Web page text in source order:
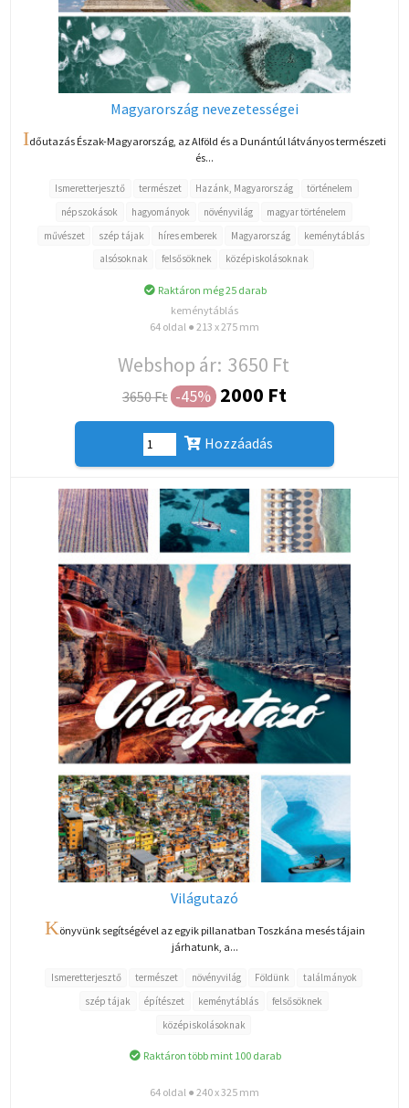
Magyarország nevezetességei
Időutazás Észak-Magyarország, az Alföld és a Dunántúl látványos természeti
és...
Ismeretterjesztő természet Hazánk, Magyarország
történelem
népszokások
hagyományok növényvilág
magyar történelem
művészet
szép tájak híres emberek Magyarország
keménytáblás
alsósoknak
felsősöknek középiskolásoknak
Raktáron még 25 darab
keménytáblás
64 oldal ● 213 x 275 mm
Webshop ár: 3650 Ft
3650 Ft -45% 2000 Ft
Hozzáadás
Világutazó
Könyvünk segítségével az egyik pillanatban Toszkána mesés tájain
járhatunk, a...
Ismeretterjesztő természet növényvilág Földünk
találmányok
szép tájak
építészet keménytáblás
felsősöknek
középiskolásoknak
Raktáron több mint 100 darab
64 oldal ● 240 x 325 mm